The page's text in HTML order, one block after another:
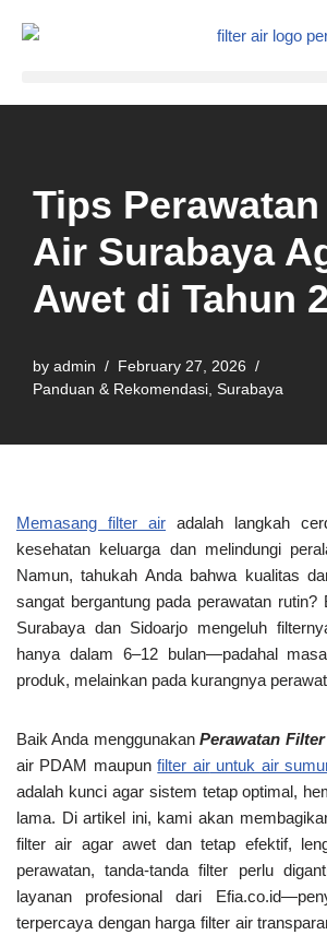
content
Tips
Air Surabaya
Awet di Tahun
by admin
February 27, 2026
Panduan & Rekomendasi, Surabaya
Memasang filter air adalah langkah
kesehatan keluarga dan melindungi
Namun, tahukah Anda bahwa kualitas
sangat bergantung pada perawatan rutin?
Surabaya dan Sidoarjo mengeluh
hanya dalam 6–12 bulan—padahal
produk, melainkan pada kurangnya
Baik Anda menggunakanPerawatan
air PDAM maupunfilter airuntuk air
adalah kunci agar sistem tetap optimal,
lama. Di artikel ini, kami akan
filter air agar awet dan tetap efektif,
perawatan, tanda-tanda filter perlu
layanan profesional dari Efia.co.id
terpercaya dengan harga filter air